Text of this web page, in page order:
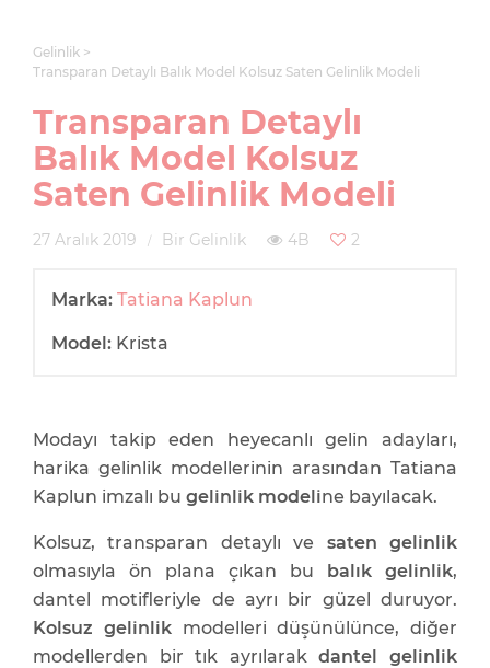
Gelinlik
Transparan Detaylı Balık Model Kolsuz Saten Gelinlik Modeli
Transparan Detaylı
Balık Model Kolsuz
Saten Gelinlik Modeli
27 Aralık 2019 Bir Gelinlik 4B 2
Marka: Tatiana Kaplun
Model: Krista
Modayı takip eden heyecanlı gelin adayları,
harika gelinlik modellerinin arasından Tatiana
Kaplun imzalı bu gelinlik modeline bayılacak.
Kolsuz, transparan detaylı ve saten gelinlik
olmasıyla ön plana çıkan bu balık gelinlik,
dantel motifleriyle de ayrı bir güzel duruyor.
Kolsuz gelinlikmodelleri düşünülünce, diğer
modellerden bir tık ayrılarakdantel gelinlik